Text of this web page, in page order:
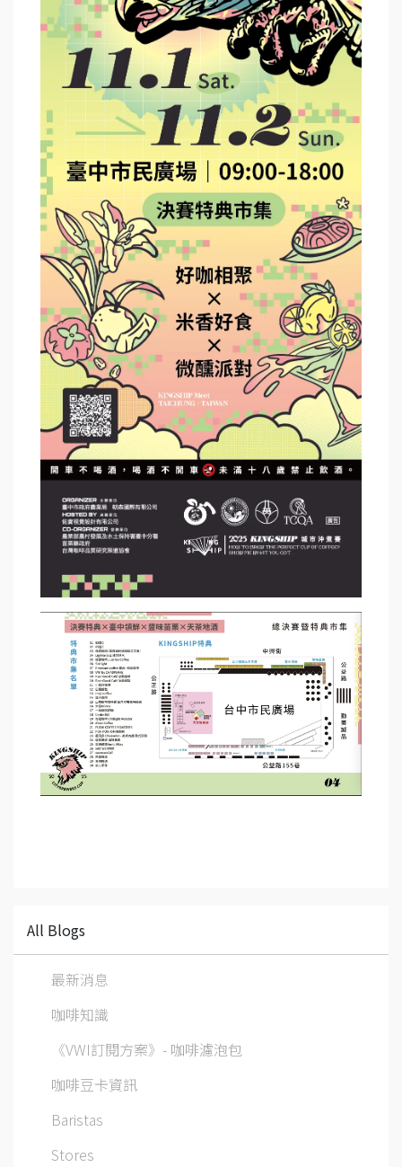
All Blogs
最新消息
咖啡知識
《VWI訂閱方案》- 咖啡濾泡包
咖啡豆卡資訊
Baristas
Stores